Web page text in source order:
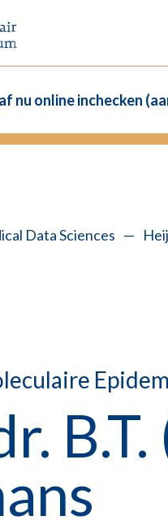
nu online inchecken
Data Sciences —
B.T.